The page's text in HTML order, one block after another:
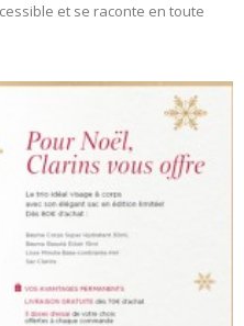
et se raconte en toute